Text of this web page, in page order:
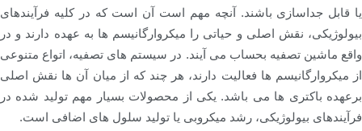
یا قابل جداسازی باشند. آنچه مهم است آن است که در کلیه فرآیندهای
بیولوژیکی، نقش اصلی و حیاتی را میکروارگانیسم ها به عهده دارند و در
واقع ماشین تصفیه بحساب می آیند. در سیستم های تصفیه، اتواع متنوعی
از میکروارگانیسم ها فعالیت دارند، هر چند که از میان آن ها نقش اصلی
برعهده باکتری ها می باشد. یکی از محصولات بسیار مهم تولید شده در
فرآیندهای بیولوژیکی، رشد میکروبی یا تولید سلول های اضافی است.